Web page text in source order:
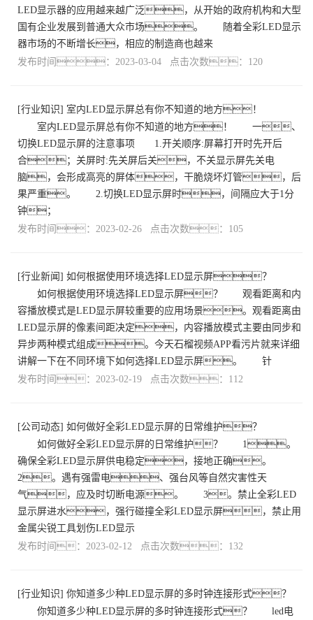
LED显示器的应用越来越广泛，从开始的政府机构和大型
国有企业发展到普通大众市场。 随着全彩LED显示
器市场的不断增长，相应的制造商也越来
发布时间：2023-03-04 点击次数：120
[行业知识] 室内LED显示屏总有你不知道的地方！
室内LED显示屏总有你不知道的地方！ 一、
切换LED显示屏的注意事项 1.开关顺序:屏幕打开时先开后
合；关屏时:先关屏后关，不关显示屏先关电
脑，会形成高亮的屏体，干脆烧坏灯管，后
果严重。 2.切换LED显示屏时，间隔应大于1分
钟；
发布时间：2023-02-26 点击次数：105
[行业新闻 ] 如何根据使用环境选择LED显示屏？
如何根据使用环境选择LED显示屏？ 观看距离和内
容播放模式是LED显示屏较重要的应用场景。观看距离由
LED显示屏的像素间距决定，内容播放模式主要由同步和
异步两种模式组成。今天石榴视频APP看污片就来详细
讲解一下在不同环境下如何选择LED显示屏。 针
发布时间：2023-02-19 点击次数：112
[公司动态] 如何做好全彩LED显示屏的日常维护？
如何做好全彩LED显示屏的日常维护？ 1。
确保全彩LED显示屏供电稳定，接地正确。
2。遇有强雷电、强台风等自然灾害性天
气，应及时切断电源。 3。禁止全彩LED
显示屏进水，强行碰撞全彩LED显示屏，禁止用
金属尖锐工具划伤LED显示
发布时间：2023-02-12 点击次数：132
[行业知识] 你知道多少种LED显示屏的多时钟连接形式？
你知道多少种LED显示屏的多时钟连接形式？ led电